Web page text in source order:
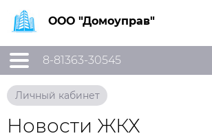
ООО "Домоуправ"
8-81363-30545
Личный кабинет
Новости ЖКХ